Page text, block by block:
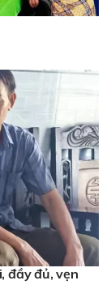
đầy đủ, vẹn